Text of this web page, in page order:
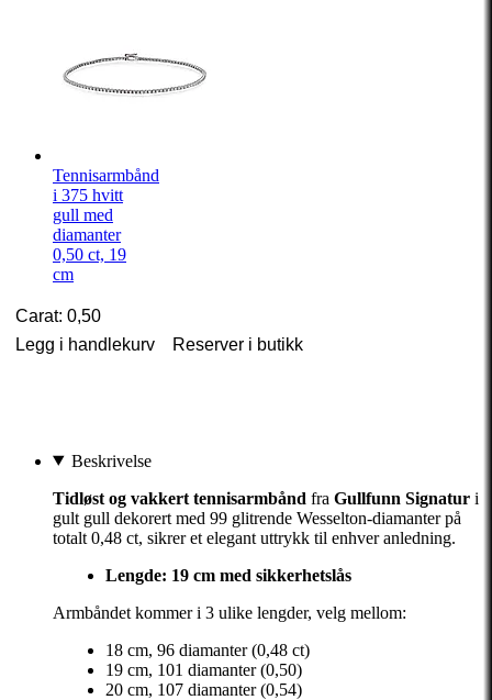
Tennisarmbånd
i 375 hvitt
gull med
diamanter
0,50 ct, 19
cm
Carat: 0,50
Legg i handlekurv
Reserver i butikk
Beskrivelse
Tidløst og vakkert tennisarmbånd fra Gullfunn Signatur i
gult gull dekorert med 99 glitrende Wesselton-diamanter på
totalt 0,48 ct, sikrer et elegant uttrykk til enhver anledning.
Lengde: 19 cm med sikkerhetslås
Armbåndet kommer i 3 ulike lengder, velg mellom:
18 cm, 96 diamanter (0,48 ct)
19 cm, 101 diamanter (0,50)
20 cm, 107 diamanter (0,54)